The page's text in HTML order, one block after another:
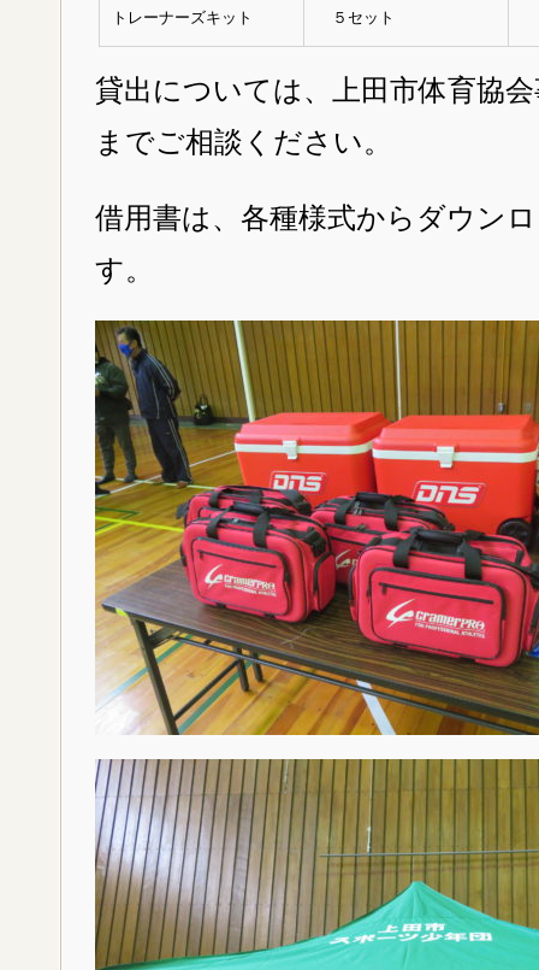
トレーナーズキット ５セット
貸出については、上田市体育協会
までご相談ください。
借用書は、各種様式からダウン
す。